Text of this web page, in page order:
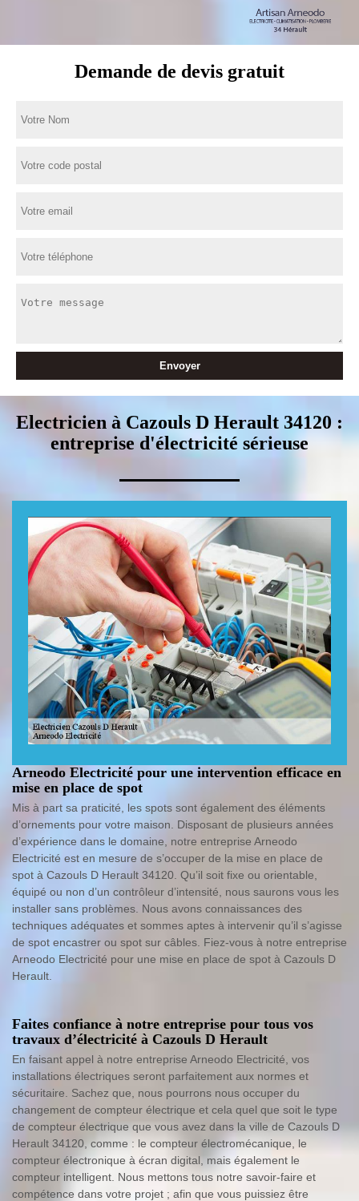
Demande de devis gratuit
Electricien à Cazouls D Herault 34120 :
entreprise d'électricité sérieuse
Arneodo Electricité pour une intervention efficace en
mise en place de spot
Mis à part sa praticité, les spots sont également des éléments
d’ornements pour votre maison. Disposant de plusieurs années
d’expérience dans le domaine, notre entreprise Arneodo
Electricité est en mesure de s’occuper de la mise en place de
spot à Cazouls D Herault 34120. Qu’il soit fixe ou orientable,
équipé ou non d’un contrôleur d’intensité, nous saurons vous les
installer sans problèmes. Nous avons connaissances des
techniques adéquates et sommes aptes à intervenir qu’il s’agisse
de spot encastrer ou spot sur câbles. Fiez-vous à notre entreprise
Arneodo Electricité pour une mise en place de spot à Cazouls D
Herault.
Faites confiance à notre entreprise pour tous vos
travaux d’électricité à Cazouls D Herault
En faisant appel à notre entreprise Arneodo Electricité, vos
installations électriques seront parfaitement aux normes et
sécuritaire. Sachez que, nous pourrons nous occuper du
changement de compteur électrique et cela quel que soit le type
de compteur électrique que vous avez dans la ville de Cazouls D
Herault 34120, comme : le compteur électromécanique, le
compteur électronique à écran digital, mais également le
compteur intelligent. Nous mettons tous notre savoir-faire et
compétence dans votre projet ; afin que vous puissiez être